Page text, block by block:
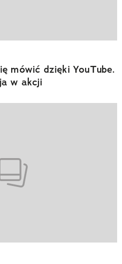
mówić dzięki YouTube.
w akcji